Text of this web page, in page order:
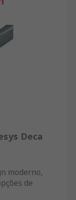
Deca
moderno,
de